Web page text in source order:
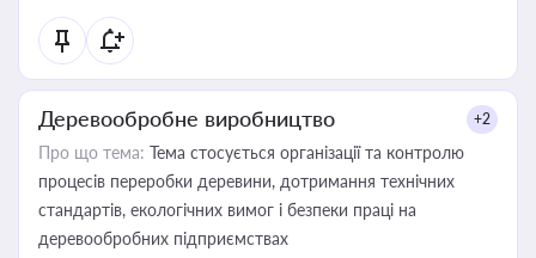
Деревообробне виробництво +2
Про що тема: Тема стосується організації та контролю
процесів переробки деревини, дотримання технічних
стандартів, екологічних вимог і безпеки праці на
деревообробних підприємствах